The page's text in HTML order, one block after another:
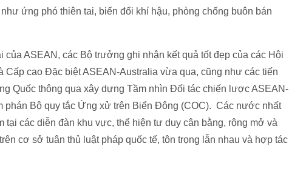
ứng phó thiên tai, biến đổi khí hậu, phòng chống buôn bán
của ASEAN, các Bộ trưởng ghi nhận kết quả tốt đẹp của các Hội
Cấp cao Đặc biệt ASEAN-Australia vừa qua, cũng như các tiến
Quốc thông qua xây dựng Tầm nhìn Đối tác chiến lược ASEAN-
phán Bộ quy tắc Ứng xử trên Biển Đông (COC). Các nước nhất
tại các diễn đàn khu vực, thể hiện tư duy cân bằng, rộng mở và
cơ sở tuân thủ luật pháp quốc tế, tôn trọng lẫn nhau và hợp tác